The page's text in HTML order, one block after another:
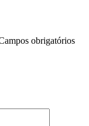
obrigatórios